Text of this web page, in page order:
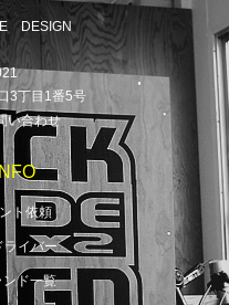
DESIGN
3丁目1番5号
い合わせ
ト依頼
ライバー
ンド一覧